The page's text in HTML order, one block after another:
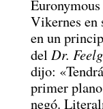
Vikernes en
en un
del Dr.
dijo:
primer
negó.